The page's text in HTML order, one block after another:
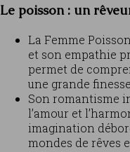
Le poisson : un
La Femme
et son empathie
permet de
une grande finesse.
Son romantisme
l’amour et
imagination
mondes de rêves